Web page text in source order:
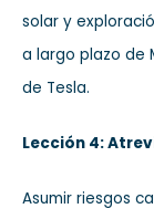
solar y
a largo plazo de
de Tesla.
Lección 4:
Asumir riesgos